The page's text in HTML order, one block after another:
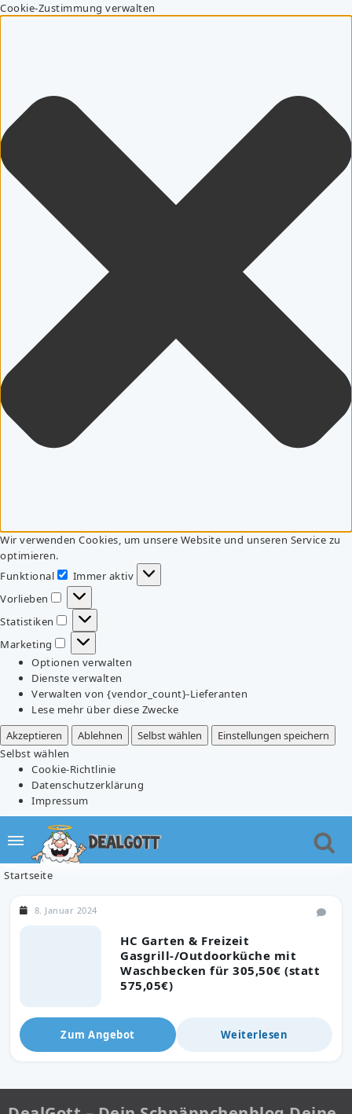
Cookie-Zustimmung verwalten
Wir verwenden Cookies, um unsere Website und unseren Service zu
optimieren.
Funktional
Funktional
Immer aktiv
Vorlieben
Vorlieben
Statistiken
Statistiken
Marketing
Marketing
Optionen verwalten
Dienste verwalten
Verwalten von {vendor_count}-Lieferanten
Lese mehr über diese Zwecke
Akzeptieren
Ablehnen Selbst wählen
Einstellungen speichern
Selbst wählen
Cookie-Richtlinie
Datenschutzerklärung
Impressum
Startseite
HC Garten & Freizeit
Gasgrill-/Outdoorküche mit
Waschbecken für 305,50€ (statt
575,05€)
8. Januar 2024
Zum Angebot Weiterlesen